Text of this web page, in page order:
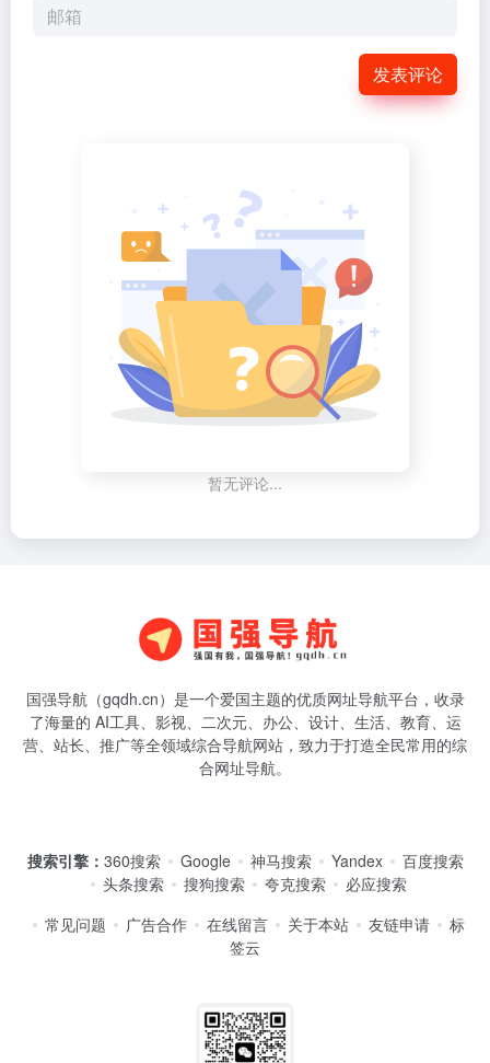
发表评论
暂无评论...
国强导航（gqdh.cn）是一个爱国主题的优质网址导航平台，收录
了海量的 AI工具、影视、二次元、办公、设计、生活、教育、运
营、站长、推广等全领域综合导航网站，致力于打造全民常用的综
合网址导航。
搜索引擎： 360搜索 Google 神马搜索 Yandex
百度搜索
头条搜索
搜狗搜索 夸克搜索
必应搜索
常见问题
广告合作 在线留言 关于本站 友链申请
标
签云